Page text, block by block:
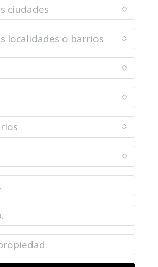
ciudades
localidades o barrios